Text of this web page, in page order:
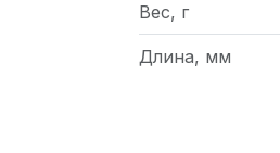
Вес, г
Длина, мм